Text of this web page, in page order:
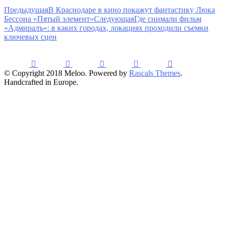
ПредыдущаяВ Краснодаре в кино покажут фантастику Люка
Бессона «Пятый элемент»СледующаяГде снимали фильм
«Адмиралъ»: в каких городах, локациях проходили съемки
ключевых сцен
© Copyright 2018 Meloo. Powered by Rascals Themes.
Handcrafted in Europe.